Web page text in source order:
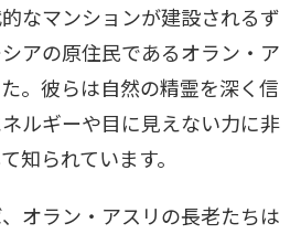
なマンションが建設されるず
アの原住民であるオラン・ア
。彼らは自然の精霊を深く信
ルギーや目に見えない力に非
知られています。
オラン・アスリの長老たちは